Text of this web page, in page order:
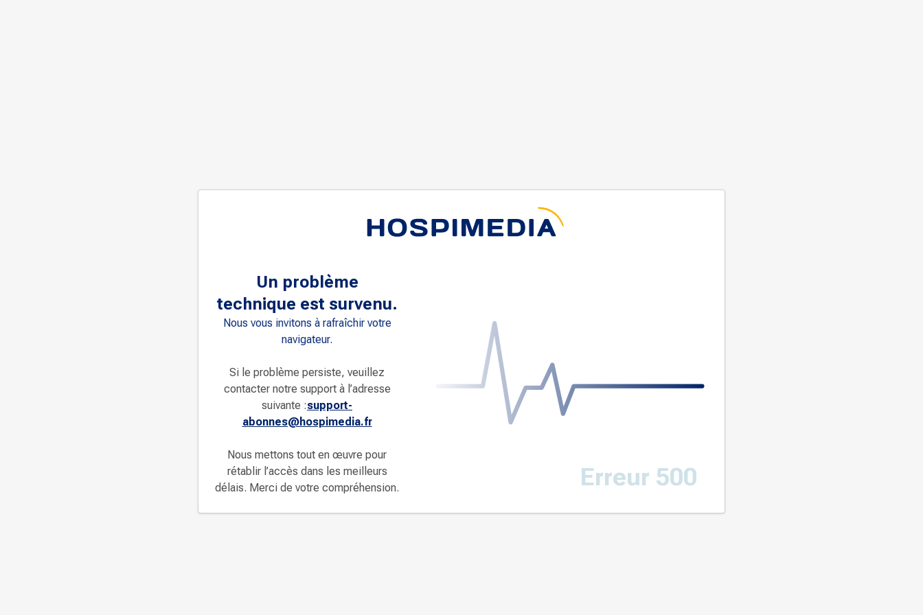
Un problème
technique est survenu.
Nous vous invitons à rafraîchir votre
navigateur.
Si le problème persiste, veuillez
contacter notre support à l’adresse
suivante :support-
abonnes@hospimedia.fr
Nous mettons tout en œuvre pour
rétablir l’accès dans les meilleurs
délais. Merci de votre compréhension.
Erreur 500